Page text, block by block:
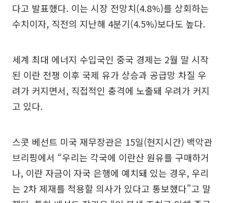
다고 발표했다. 이는 시장 전망치(4.8%)를 상회하는
수치이자, 직전의 지난해 4분기(4.5%)보다도 높다.
세계 최대 에너지 수입국인 중국 경제는 2월 말 시작
된 이란 전쟁 이후 국제 유가 상승과 공급망 차질 우
려가 커지면서, 직접적인 충격에 노출돼 우려가 커지
고 있다.
스콧 베선트 미국 재무장관은 15일(현지시간) 백악관
브리핑에서 “우리는 각국에 이란산 원유를 구매하거
나, 이란 자금이 자국 은행에 예치돼 있는 경우, 우리
는 2차 제재를 적용할 의사가 있다고 통보했다”고 말